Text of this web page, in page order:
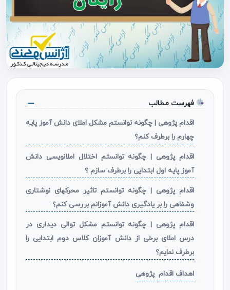
فهرست مطالب
اقدام پژوهی | چگونه توانستم مشکل املای دانش آموز پایه
چهارم را برطرف کنم؟
اقدام پژوهی | چگونه توانستم اختلال املانویسی دانش
آموز پایه اول ابتدایی را برطرف سازم ؟
اقدام پژوهی | چگونه توانستم تاثیر محرکهای نوشتاری
وشفاهی را بر یادگیری دانش آموزانم بررسی کنم؟
اقدام پژوهی | چگونه توانستم مشکل توالی دیداری در
درس املای برخی از دانش آموزان کلاس دوم ابتدایی را
برطرف نمایم؟
اهداف اقدام‌ پژوهی